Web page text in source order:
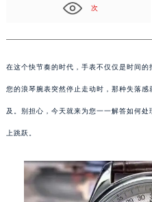
次
在这个快节奏的时代，手表不仅仅是时间
您的浪琴腕表突然停止走动时，那种失落
及。别担心，今天就来为您一一解答如何
上跳跃。